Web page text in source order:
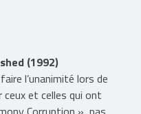
(1992)
l’unanimité lors de
et celles qui ont